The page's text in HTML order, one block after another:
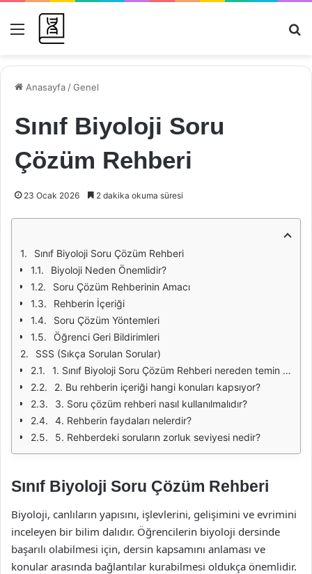
Menü
Anasayfa /Genel
Sınıf Biyoloji Soru
Çözüm Rehberi
23 Ocak 2026 2 dakika okuma süresi
Sınıf Biyoloji Soru Çözüm Rehberi
Biyoloji Neden Önemlidir?
Soru Çözüm Rehberinin Amacı
Rehberin İçeriği
Soru Çözüm Yöntemleri
Öğrenci Geri Bildirimleri
SSS (Sıkça Sorulan Sorular)
1. Sınıf Biyoloji Soru Çözüm Rehberi nereden temin edebilirim?
2. Bu rehberin içeriği hangi konuları kapsıyor?
3. Soru çözüm rehberi nasıl kullanılmalıdır?
4. Rehberin faydaları nelerdir?
5. Rehberdeki soruların zorluk seviyesi nedir?
Sınıf Biyoloji Soru Çözüm Rehberi
Biyoloji, canlıların yapısını, işlevlerini, gelişimini ve evrimini
inceleyen bir bilim dalıdır. Öğrencilerin biyoloji dersinde
başarılı olabilmesi için, dersin kapsamını anlaması ve
konular arasında bağlantılar kurabilmesi oldukça önemlidir.